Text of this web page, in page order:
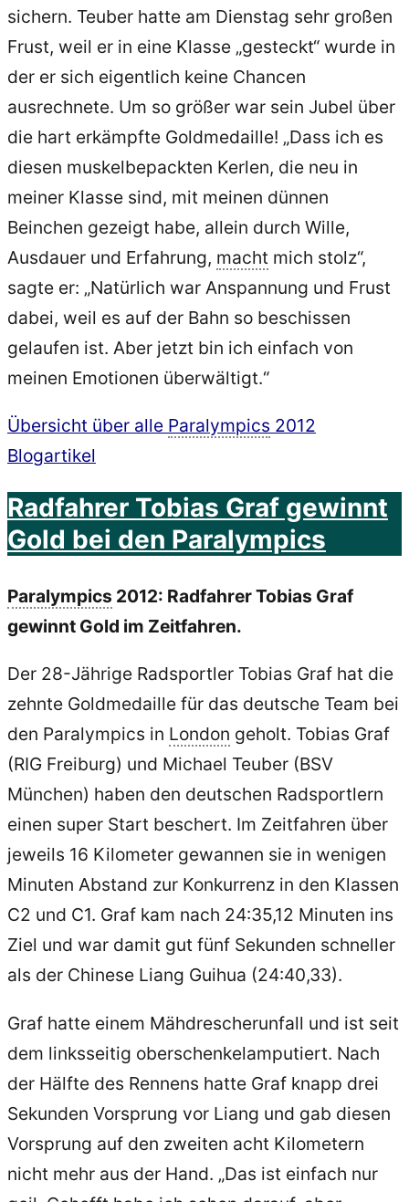
sichern. Teuber hatte am Dienstag sehr großen
Frust, weil er in eine Klasse „gesteckt“ wurde in
der er sich eigentlich keine Chancen
ausrechnete. Um so größer war sein Jubel über
die hart erkämpfte Goldmedaille! „Dass ich es
diesen muskelbepackten Kerlen, die neu in
meiner Klasse sind, mit meinen dünnen
Beinchen gezeigt habe, allein durch Wille,
Ausdauer und Erfahrung, macht mich stolz“,
sagte er: „Natürlich war Anspannung und Frust
dabei, weil es auf der Bahn so beschissen
gelaufen ist. Aber jetzt bin ich einfach von
meinen Emotionen überwältigt.“
Übersicht über alle Paralympics 2012
Blogartikel
Radfahrer Tobias Graf gewinnt
Gold bei den Paralympics
Paralympics 2012: Radfahrer Tobias Graf
gewinnt Gold im Zeitfahren.
Der 28-Jährige Radsportler Tobias Graf hat die
zehnte Goldmedaille für das deutsche Team bei
den Paralympics in London geholt. Tobias Graf
(RIG Freiburg) und Michael Teuber (BSV
München) haben den deutschen Radsportlern
einen super Start beschert. Im Zeitfahren über
jeweils 16 Kilometer gewannen sie in wenigen
Minuten Abstand zur Konkurrenz in den Klassen
C2 und C1. Graf kam nach 24:35,12 Minuten ins
Ziel und war damit gut fünf Sekunden schneller
als der Chinese Liang Guihua (24:40,33).
Graf hatte einem Mähdrescherunfall und ist seit
dem linksseitig oberschenkelamputiert. Nach
der Hälfte des Rennens hatte Graf knapp drei
Sekunden Vorsprung vor Liang und gab diesen
Vorsprung auf den zweiten acht Kilometern
nicht mehr aus der Hand. „Das ist einfach nur